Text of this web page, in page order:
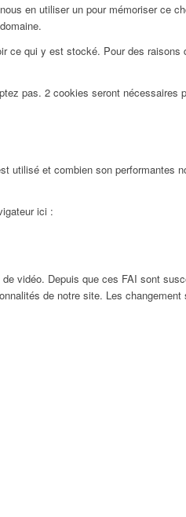
en utiliser un pour mémoriser ce
qui y est stocké. Pour des
pas. 2 cookies seront
et combien son performantes
ici :
vidéo. Depuis que ces FAI sont
de notre site. Les